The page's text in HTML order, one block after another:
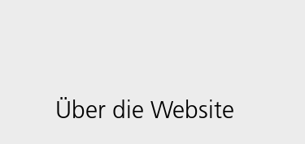
Über die Website